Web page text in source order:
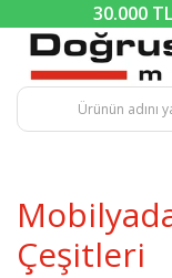
30.000
Çeşitleri